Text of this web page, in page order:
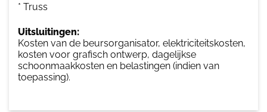
* Truss
Uitsluitingen:
Kosten van de beursorganisator, elektriciteitskosten,
kosten voor grafisch ontwerp, dagelijkse
schoonmaakkosten en belastingen (indien van
toepassing).